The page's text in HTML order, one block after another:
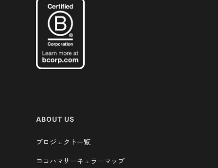
ABOUT US
プロジェクト一覧
ヨコハマサーキュラーマップ